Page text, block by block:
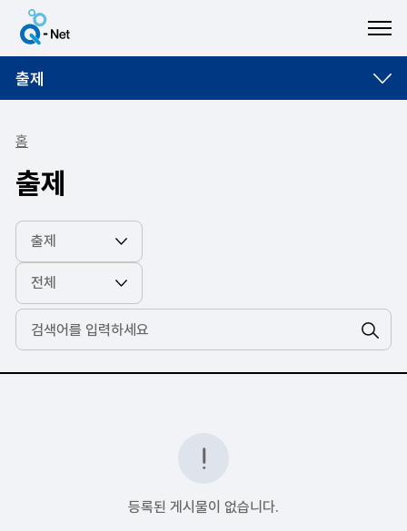
출제
홈
출제
검색
등록된 게시물이 없습니다.